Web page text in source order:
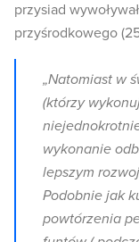
przysiad
przyśrodkowego
„Natomiast w
(którzy
wykonanie
lepszym
Podobnie jak
powtórzenia